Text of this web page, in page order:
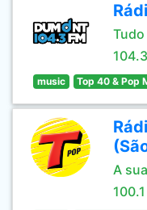
Tudo
music Top 40 & Pop
A